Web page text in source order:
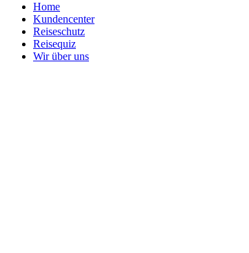
Home
Kundencenter
Reiseschutz
Reisequiz
Wir über uns